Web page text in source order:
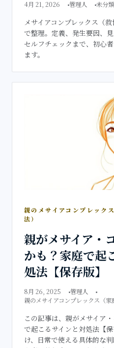
4月 21, 2026 管理人 未分類
メサイアコンプレックス（
で整理。定義、発生要因、
セルフチェックまで、初心
ます。
親のメサイアコンプレック
法）
親がメサイア・
かも？家庭で起
処法【保存版】
8月 26, 2025
管理人
親のメサイアコンプレックス（家
この記事は、親がメサイア
で起こるサインと対処法【
け、日常で使える具体的な